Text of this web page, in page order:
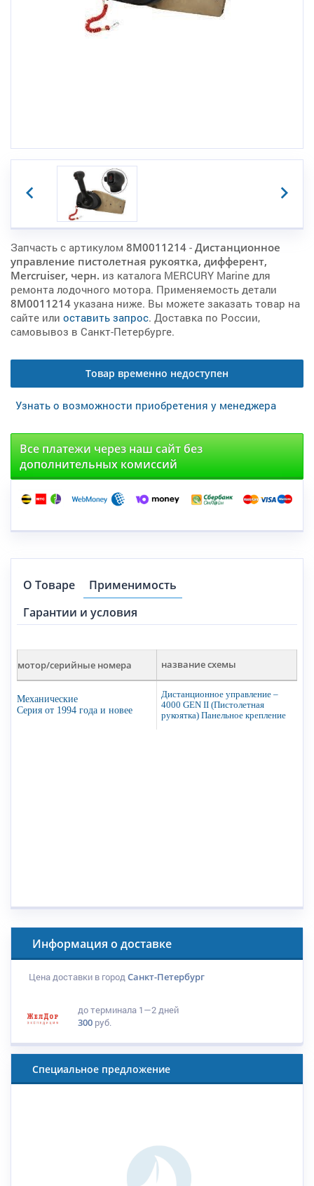
Запчасть с артикулом 8M0011214 - Дистанционное
управление пистолетная рукоятка, дифферент,
Mercruiser, черн. из каталога MERCURY Marine для
ремонта лодочного мотора. Применяемость детали
8M0011214 указана ниже. Вы можете заказать товар на
сайте или оставить запрос. Доставка по России,
самовывоз в Санкт-Петербурге.
Товар временно недоступен
Узнать о возможности приобретения у менеджера
Все платежи через наш сайт без
дополнительных комиссий
О Товаре
Применимость
Гарантии и условия
мотор/серийные номера название схемы
Механические
Серия от 1994 года и новее
Дистанционное управление –
4000 GEN II (Пистолетная
рукоятка) Панельное крепление
Информация о доставке
Цена доставки в городСанкт-Петербург
до терминала 1—2 дней
300 руб.
Специальное предложение